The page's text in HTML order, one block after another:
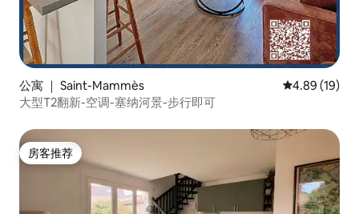
公寓 ｜ Saint-Mammès 平均评分
4.89 (19)
大型T2翻新-空调-塞纳河景-步行即可
房客推荐
房客推荐